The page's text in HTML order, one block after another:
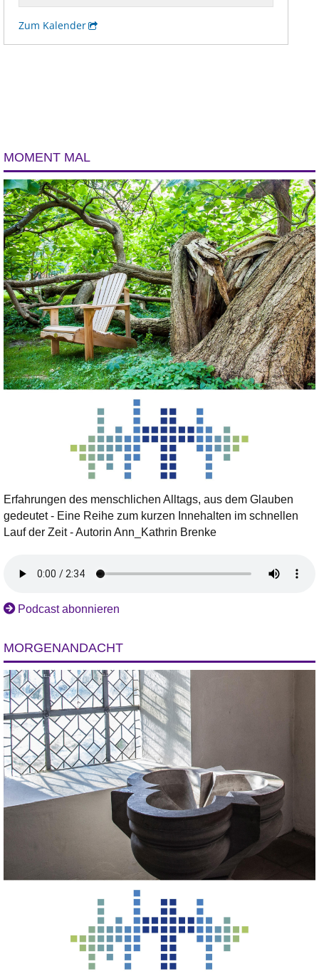
MOMENT MAL
Erfahrungen des menschlichen Alltags, aus dem Glauben
gedeutet - Eine Reihe zum kurzen Innehalten im schnellen
Lauf der Zeit - Autorin Ann_Kathrin Brenke
Podcast abonnieren
MORGENANDACHT